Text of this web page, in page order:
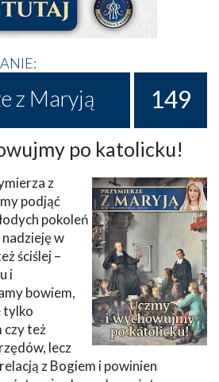
z Maryją 149
po katolicku!
z
podjąć
pokoleń
w
ściślej –
i
bowiem,
tylko
czy też
lecz
z Bogiem i powinien